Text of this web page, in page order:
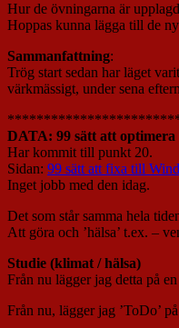
Hur de övningarna är
Hoppas kunna lägga till de
Sammanfattning:
Trög start sedan har läget
värkmässigt, under sena
DATA: 99 sätt att optimera
Har kommit till punkt 20.
Sidan: 99 sätt att fixa till
Inget jobb med den idag.
Det som står samma hela
Att göra och ’hälsa’ t.ex. –
Studie (klimat / hälsa)
Från nu lägger jag detta på
Från nu, lägger jag ’ToDo’